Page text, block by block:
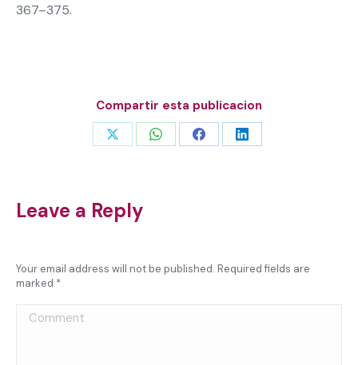
367–375.
Compartir esta publicacion
Share Share Share Share
Leave a Reply
Your email address will not be published. Required fields are
marked *
Comment